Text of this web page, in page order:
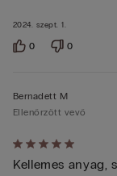
2024. szept. 1.
0 0
Értékelés:
5/5
Bernadett M
Ellenőrzött vevő
Kellemes anyag,